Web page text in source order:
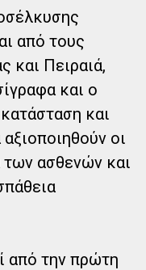
από τους
και Πειραιά,
και ο
και
οι
των ασθενών και
από την πρώτη